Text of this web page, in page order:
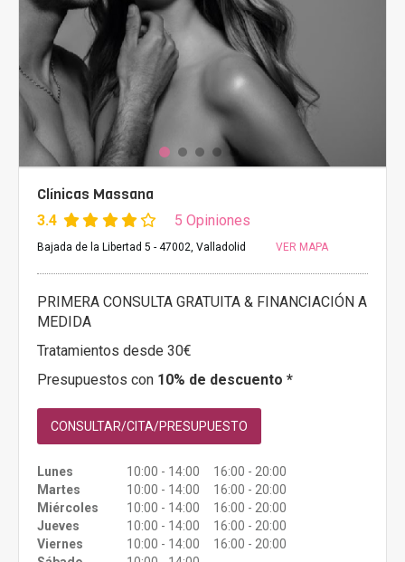
Clínicas Massana
3.4 5 Opiniones
Bajada de la Libertad 5 - 47002, Valladolid VER MAPA
PRIMERA CONSULTA GRATUITA & FINANCIACIÓN A
MEDIDA
Tratamientos desde 30€
Presupuestos con 10% de descuento *
CONSULTAR/CITA/PRESUPUESTO
Lunes
10:00 - 14:00 16:00 - 20:00
Martes
10:00 - 14:00 16:00 - 20:00
Miércoles
10:00 - 14:00 16:00 - 20:00
Jueves
10:00 - 14:00 16:00 - 20:00
Viernes
10:00 - 14:00 16:00 - 20:00